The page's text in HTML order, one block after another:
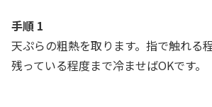
手順 1
天ぷらの粗熱を取ります。指で触れる
残っている程度まで冷ませばOKです。